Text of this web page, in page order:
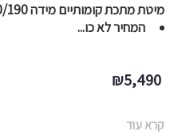
מיטת מתכת קומותיים מידה190
המחיר לא כו...
5,490
₪
קרא עוד